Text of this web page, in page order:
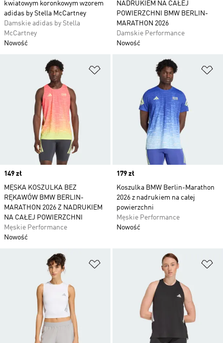
kwiatowym koronkowym wzorem
adidas by Stella McCartney
Damskie adidas by Stella
McCartney
Nowość
NADRUKIEM NA CAŁEJ
POWIERZCHNI BMW BERLIN-
MARATHON 2026
Damskie Performance
Nowość
Dodaj do listy życzeń
Price
149 zł
MĘSKA KOSZULKA BEZ
RĘKAWÓW BMW BERLIN-
MARATHON 2026 Z NADRUKIEM
NA CAŁEJ POWIERZCHNI
Męskie Performance
Nowość
Price
179 zł
Koszulka BMW Berlin-Marathon
2026 z nadrukiem na całej
powierzchni
Męskie Performance
Nowość
Dodaj do listy życzeń